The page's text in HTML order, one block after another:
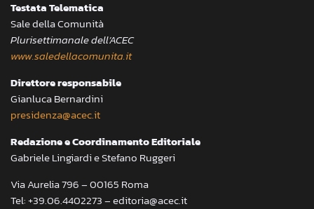
Testata Telematica
Sale della Comunità
Plurisettimanale dell’ACEC
www.saledellacomunita.it
Direttore responsabile
Gianluca Bernardini
presidenza@acec.it
Redazione e Coordinamento Editoriale
Gabriele Lingiardi e Stefano Ruggeri
Via Aurelia 796 – 00165 Roma
Tel: +39.06.4402273 – editoria@acec.it